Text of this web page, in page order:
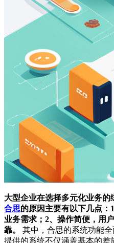
大型企业在选择多元化业务
合思的原因主要有以下几点：
业务需求；2、操作简便，用
靠。
其中，合思的系统功能
提供的系统不仅涵盖基本的差